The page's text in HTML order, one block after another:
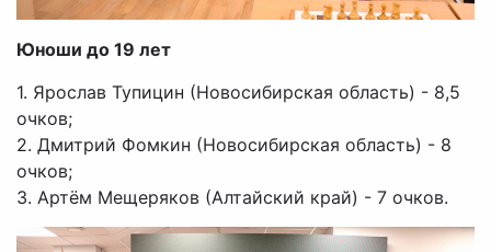
Юноши до 19 лет
1. Ярослав Тупицин (Новосибирская область) - 8,5
очков;
2. Дмитрий Фомкин (Новосибирская область) - 8
очков;
3. Артём Мещеряков (Алтайский край) - 7 очков.